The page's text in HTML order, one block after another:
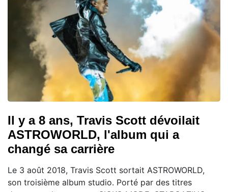
Il y a 8 ans, Travis Scott dévoilait
ASTROWORLD, l'album qui a
changé sa carrière
Le 3 août 2018, Travis Scott sortait ASTROWORLD,
son troisième album studio. Porté par des titres